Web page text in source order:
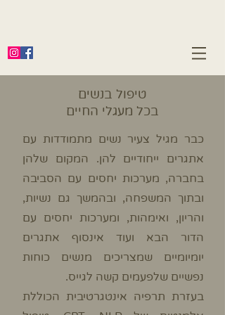
טיפול בנשים
בכל מעגלי החיים
כבר מגיל צעיר נשים מתמודדות עם
אתגרים ייחודיים להן. המקום שלהן
בחברה, מערכות יחסים עם הסביבה
ובתוך המשפחה, ובהמשך גם נשיות,
והריון, ואימהות, ומערכות יחסים עם
הדור הבא ועוד אינסוף אתגרים
יומיומיים שמצריכים מנשים כוחות
נפשיים שלפעמים קשה לגייס.
בעזרת תרפיה אינטגרטיבית הכוללת